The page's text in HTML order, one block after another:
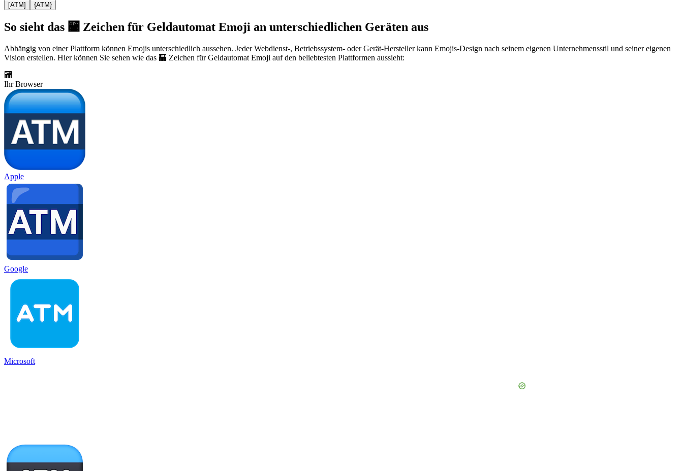
[ATM] {ATM}
So sieht das 🏧 Zeichen für Geldautomat Emoji an unterschiedlichen Geräten aus
Abhängig von einer Plattform können Emojis unterschiedlich aussehen. Jeder Webdienst-, Betriebssystem- oder Gerät-Hersteller kann Emojis-Design nach seinem eigenen Unternehmensstil und seiner eigenen
Vision erstellen. Hier können Sie sehen wie das 🏧 Zeichen für Geldautomat Emoji auf den beliebtesten Plattformen aussieht:
🏧
Ihr Browser
Apple
Google
Microsoft